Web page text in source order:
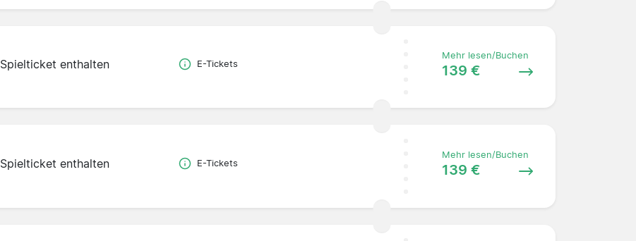
Spielticket enthalten E-Tickets
Mehr lesen/Buchen
139 €
Spielticket enthalten E-Tickets
Mehr lesen/Buchen
139 €